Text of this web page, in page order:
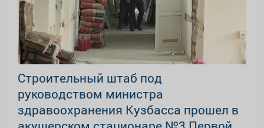
Строительный штаб под
руководством министра
здравоохранения Кузбасса прошел в